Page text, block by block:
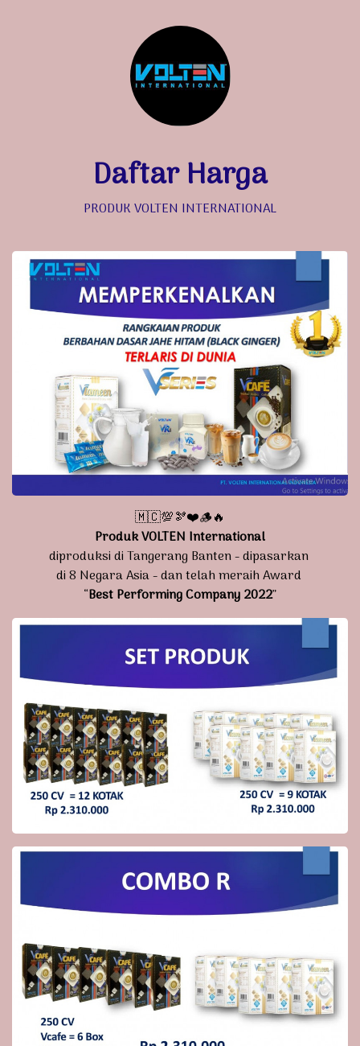
Daftar Harga
PRODUK VOLTEN INTERNATIONAL
🇲🇨💯🫘❤️🪵🔥
Produk VOLTEN International
diproduksi di Tangerang Banten - dipasarkan
di 8 Negara Asia - dan telah meraih Award
“Best Performing Company 2022”